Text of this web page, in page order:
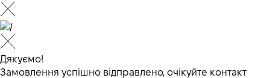
Дякуємо!
Замовлення успішно відправлено, очікуйте контакт